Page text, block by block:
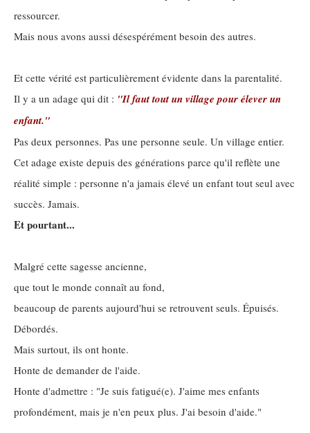
ressourcer.
Mais nous avons aussi désespérément besoin des autres.
Et cette vérité est particulièrement évidente dans la parentalité.
Il y a un adage qui dit : "Il faut tout un village pour élever un
enfant."
Pas deux personnes. Pas une personne seule. Un village entier.
Cet adage existe depuis des générations parce qu'il reflète une
réalité simple : personne n'a jamais élevé un enfant tout seul avec
succès. Jamais.
Et pourtant...
Malgré cette sagesse ancienne,
que tout le monde connaît au fond,
beaucoup de parents aujourd'hui se retrouvent seuls. Épuisés.
Débordés.
Mais surtout, ils ont honte.
Honte de demander de l'aide.
Honte d'admettre : "Je suis fatigué(e). J'aime mes enfants
profondément, mais je n'en peux plus. J'ai besoin d'aide."